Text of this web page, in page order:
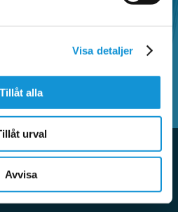
Visa detaljer
Tillåt alla
urval
Avvisa
som rör parkering.
VANLIGA FRÅGOR